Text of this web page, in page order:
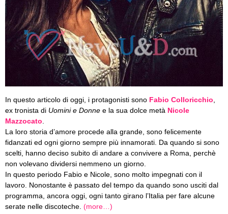
In questo articolo di oggi, i protagonisti sono Fabio Colloricchio
ex tronista di Uomini e Donne e la sua dolce metà Nicole
Mazzocato
La loro storia d’amore procede alla grande, sono felicemente
fidanzati ed ogni giorno sempre più innamorati. Da quando si sono
scelti, hanno deciso subito di andare a convivere a Roma, perchè
non volevano dividersi nemmeno un giorno.
In questo periodo Fabio e Nicole, sono molto impegnati con il
lavoro. Nonostante è passato del tempo da quando sono usciti dal
programma, ancora oggi, ogni tanto girano l’Italia per fare alcune
serate nelle discoteche. (more…)